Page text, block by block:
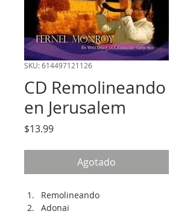
SKU: 614497121126
CD Remolineando
en Jerusalem
$13.99Precio
Agotado
Remolineando
Adonai